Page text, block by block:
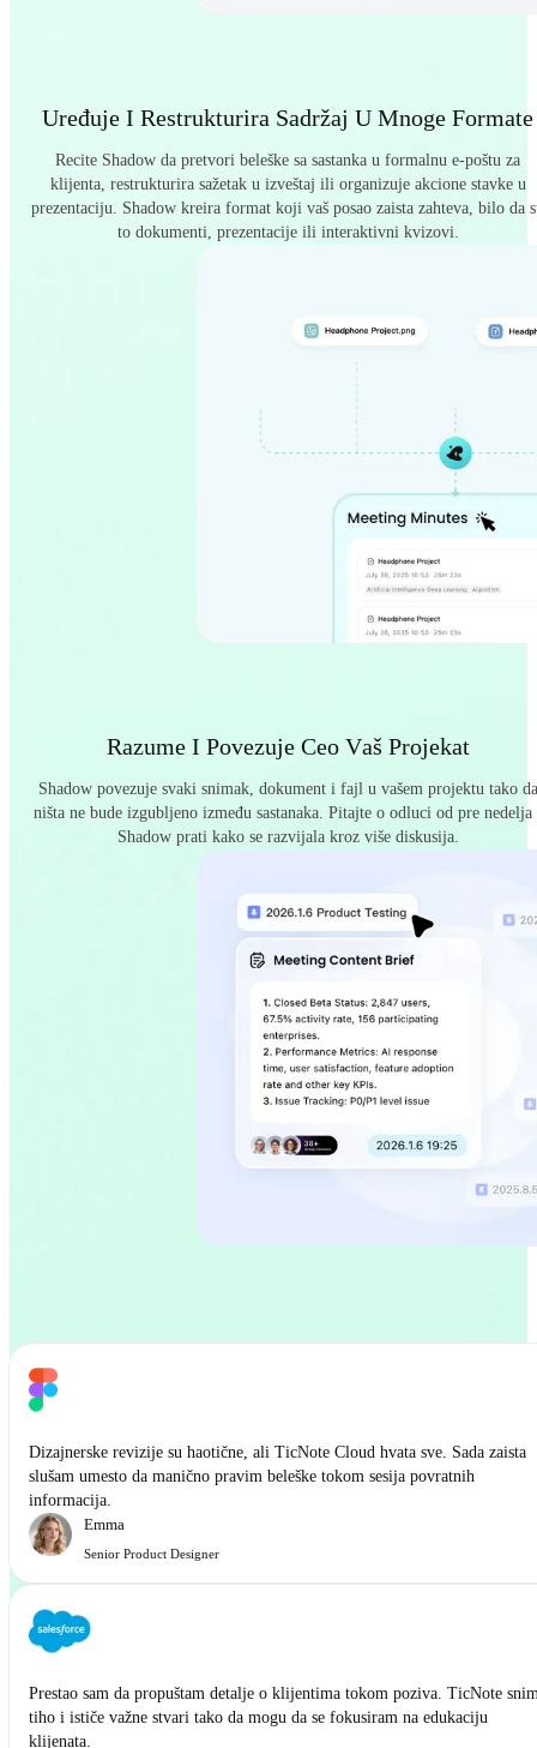
Uređuje I Restrukturira Sadržaj U Mnoge Formate
Recite Shadow da pretvori beleške sa sastanka u formalnu e-poštu za
klijenta, restrukturira sažetak u izveštaj ili organizuje akcione stavke u
prezentaciju. Shadow kreira format koji vaš posao zaista zahteva, bilo da
to dokumenti, prezentacije ili interaktivni kvizovi.
Razume I Povezuje Ceo Vaš Projekat
Shadow povezuje svaki snimak, dokument i fajl u vašem projektu tako da
ništa ne bude izgubljeno između sastanaka. Pitajte o odluci od pre nedelja
Shadow prati kako se razvijala kroz više diskusija.
Dizajnerske revizije su haotične, ali TicNote Cloud hvata sve. Sada zaista
slušam umesto da manično pravim beleške tokom sesija povratnih
informacija.
Emma
Senior Product Designer
Prestao sam da propuštam detalje o klijentima tokom poziva. TicNote
tiho i ističe važne stvari tako da mogu da se fokusiram na edukaciju
klijenata.